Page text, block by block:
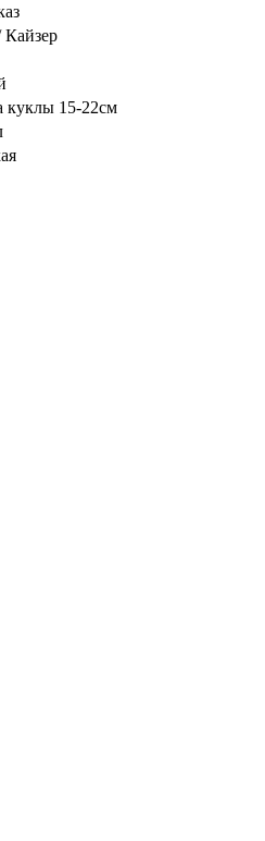
Кайзер
куклы 15-22см